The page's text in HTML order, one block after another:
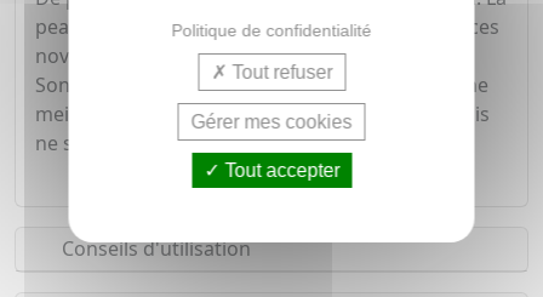
peau des bébés est alors protégée des substances
novices pour limiter les réactions allergiques.
Son format avec le système de clapet permet une
meilleure conservation du produit, qui désormais
ne sèche plus.
Conseils d'utilisation
Politique de confidentialité
Tout refuser
Gérer mes cookies
Tout accepter